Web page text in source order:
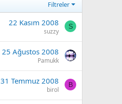
Filtreler
22 Kasım 2008
suzzy
S
25 Ağustos 2008
Pamukk
31 Temmuz 2008
birol
B